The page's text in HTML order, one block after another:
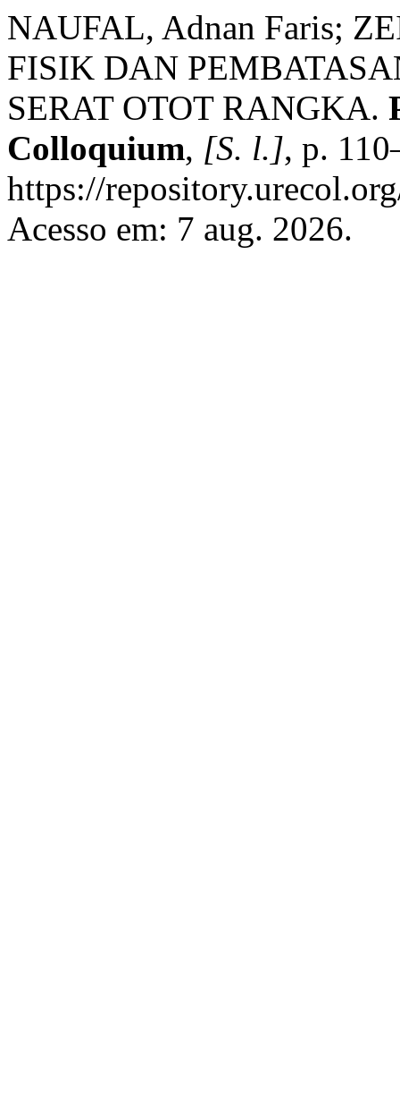
NAUFAL, Adnan Faris;
FISIK DAN
SERAT OTOT RANGKA.
Colloquium, [S. l.], p.
https://
Acesso em: 7 aug. 2026.